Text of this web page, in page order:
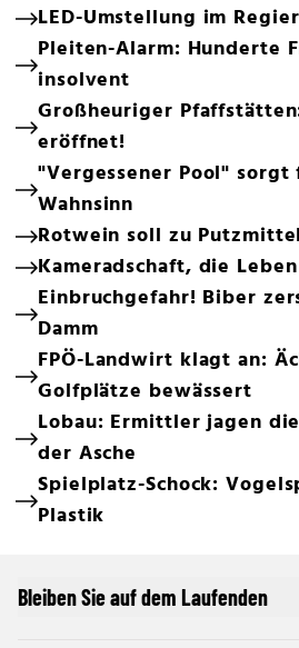
LED-Umstellung im
Pleiten-Alarm: Hunderte
insolvent
Großheuriger
eröffnet!
"Vergessener Pool" sorgt
Wahnsinn
Rotwein soll zu
Kameradschaft, die
Einbruchgefahr! Biber
Damm
FPÖ-Landwirt klagt an:
Golfplätze bewässert
Lobau: Ermittler jagen
der Asche
Spielplatz-Schock:
Plastik
Bleiben Sie auf dem Laufenden